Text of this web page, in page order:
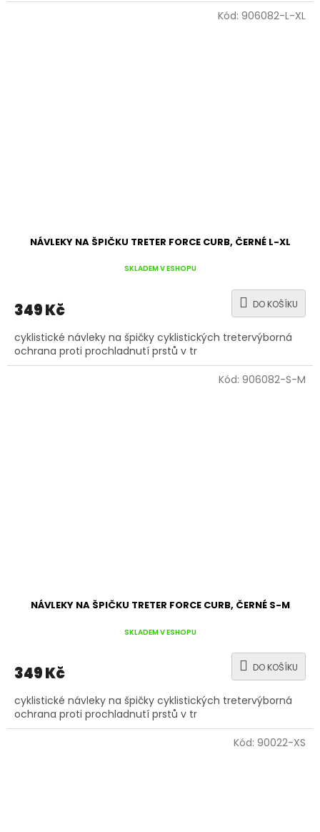
NÁVLEKY NA ŠPIČKU TRETER FORCE CURB, ČERNÉ L-XL
SKLADEM V ESHOPU
349 Kč DO KOŠÍKU
cyklistické návleky na špičky cyklistických tretervýborná
ochrana proti prochladnutí prstů v tr
Kód: 906082-L-XL
NÁVLEKY NA ŠPIČKU TRETER FORCE CURB, ČERNÉ S-M
SKLADEM V ESHOPU
349 Kč DO KOŠÍKU
cyklistické návleky na špičky cyklistických tretervýborná
ochrana proti prochladnutí prstů v tr
Kód: 906082-S-M
Kód: 90022-XS